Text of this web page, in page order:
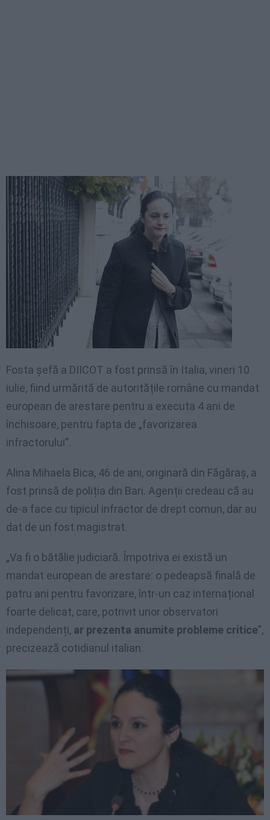
Fosta şefă a DIICOT a fost prinsă în Italia, vineri 10
iulie, fiind urmărită de autoritățile române cu mandat
european de arestare pentru a executa 4 ani de
închisoare, pentru fapta de „favorizarea
infractorului”.
Alina Mihaela Bica, 46 de ani, originară din Făgăraș, a
fost prinsă de poliția din Bari. Agenții credeau că au
de-a face cu tipicul infractor de drept comun, dar au
dat de un fost magistrat.
„Va fi o bătălie judiciară. Împotriva ei există un
mandat european de arestare: o pedeapsă finală de
patru ani pentru favorizare, într-un caz internațional
foarte delicat, care, potrivit unor observatori
independenți, ar prezenta anumite probleme critice”,
precizează cotidianul italian.